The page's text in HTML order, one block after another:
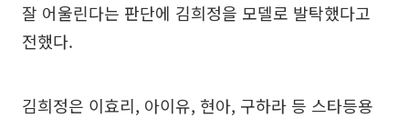
잘 어울린다는 판단에 김희정을 모델로 발탁했다고
전했다.
김희정은 이효리, 아이유, 현아, 구하라 등 스타등용